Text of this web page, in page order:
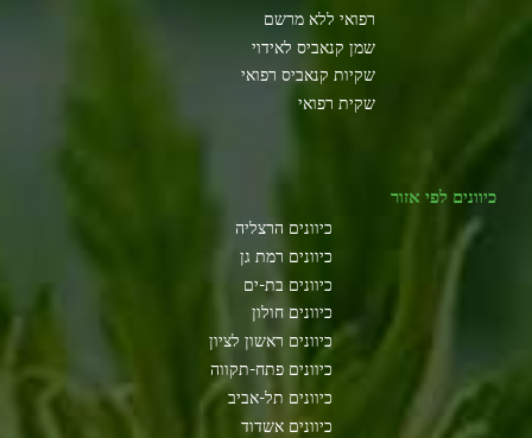
רפואי ללא מרשם
שמן קנאביס לאידוי
שקיות קנאביס רפואי
שקית רפואי
כיוונים לפי אזור
כיוונים הרצליה
כיוונים רמת גן
כיוונים בת-ים
כיוונים חולון
כיוונים ראשון לציון
כיוונים פתח-תקווה
כיוונים תל-אביב
כיוונים אשדוד